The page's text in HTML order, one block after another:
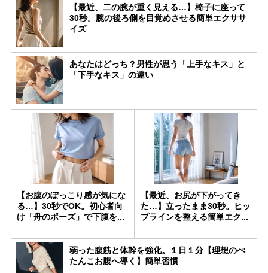
【最近、二の腕が重く見える…】椅子に座って
30秒。腕の後ろ側を目覚めさせる簡単エクササ
イズ
あなたはどっち？男性が思う「上手なキス」と
「下手なキス」の違い
【お腹のぽっこり感が気にな
る…】30秒でOK。初心者向
け「舟のポーズ」で下腹を...
【最近、お尻が下がってき
た…】立ったまま30秒。ヒッ
プラインを整える簡単エク...
弱った腹筋と体幹を強化。１日１分【理想のぺ
たんこお腹へ導く】簡単習慣